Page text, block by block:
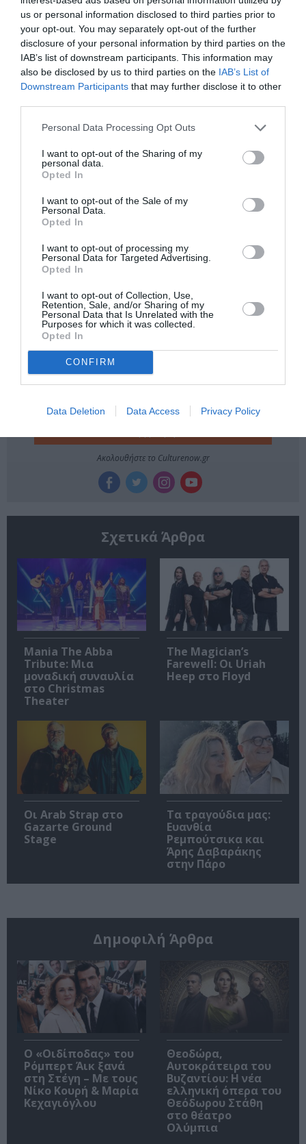
us or personal information disclosed to third parties prior to
your opt-out. You may separately opt-out of the further
disclosure of your personal information by third parties on the
IAB’s list of downstream participants. This information may
also be disclosed by us to third parties on the IAB’s List of
Downstream Participants that may further disclose it to other
Personal Data Processing Opt Outs
I want to opt-out of the Sharing of my
personal data.
Opted In
I want to opt-out of the Sale of my
Personal Data.
Opted In
I want to opt-out of processing my
Personal Data for Targeted Advertising.
Opted In
I want to opt-out of Collection, Use,
Retention, Sale, and/or Sharing of my
Personal Data that Is Unrelated with the
Purposes for which it was collected.
Opted In
CONFIRM
Data Deletion Data Access Privacy Policy
Πληροφορίες / Κρατήσεις:
athens-technopolis.gr
Ακολουθήστε το Culturenow.gr στοGoogle Newsκαι
μάθετε πρώτοι όλες τις ειδήσεις
τελευταία νέα
για την Τέχνη και τον
Πολιτισμό στοCulturenow.gr
Tags
ΓΙΩΡΓΟΣ ΣΤΡΑΤΑΚΗΣ
ΕΝΤΕΧΝΟ - ΛΑΪΚΟ - ΠΑΡΑΔΟΣΙΑΚΗ
ΚΑΛΟΚΑΙΡΙΝΕΣ ΣΥΝΑΥΛΙΕΣ
ΝΙΚΟΣ ΣΤΡΑΤΑΚΗΣ
ΣΥΝΑΥΛΙΕΣ 2025
Newsletter
Κάθε βδομάδα στο e-mail σας τα τελευταία νέα για
την Τέχνη και τον Πολιτισμό!
Ακολουθήστε το Culturenow.gr
Σχετικά Άρθρα
Mania The Abba
Tribute: Μια
μοναδική συναυλία
στο Christmas
Theater
The Magician’s
Farewell: Οι Uriah
Heep στο Floyd
Οι Arab Strap στο
Gazarte Ground
Stage
Τα τραγούδια μας:
Ευανθία
Ρεμπούτσικα και
Άρης Δαβαράκης
στην Πάρο
Δημοφιλή Άρθρα
O «Οιδίποδας» του
Ρόμπερτ Άικ ξανά
στη Στέγη – Με τους
Νίκο Κουρή & Μαρία
Κεχαγιόγλου
Θεοδώρα,
Αυτοκράτειρα του
Βυζαντίου: Η νέα
ελληνική όπερα του
Θεόδωρου Στάθη
στο θέατρο
Ολύμπια